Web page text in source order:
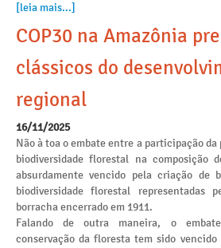
[leia mais...]
COP30 na Amazônia
clássicos do
regional
16/11/2025
Não à toa o embate entre a participação
biodiversidade florestal na composição
absurdamente vencido pela criação de
biodiversidade florestal representadas
borracha encerrado em 1911.
Falando de outra maneira, o embate
conservação da floresta tem sido vencido